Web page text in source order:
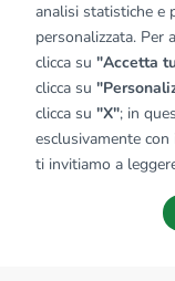
analisi statistiche e
personalizzata. Per
clicca su "Accetta
clicca su
clicca su "X"; in
esclusivamente
ti invitiamo a